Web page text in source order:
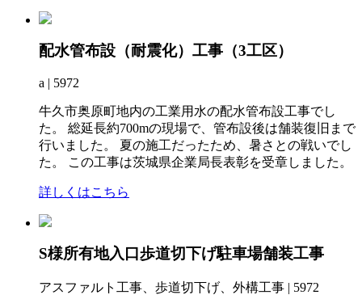
配水管布設（耐震化）工事（3工区）
a | 5972
牛久市奥原町地内の工業用水の配水管布設工事でし
た。 総延長約700mの現場で、管布設後は舗装復旧まで
行いました。 夏の施工だったため、暑さとの戦いでし
た。 この工事は茨城県企業局長表彰を受章しました。
詳しくはこちら
S様所有地入口歩道切下げ駐車場舗装工事
アスファルト工事、歩道切下げ、外構工事 | 5972